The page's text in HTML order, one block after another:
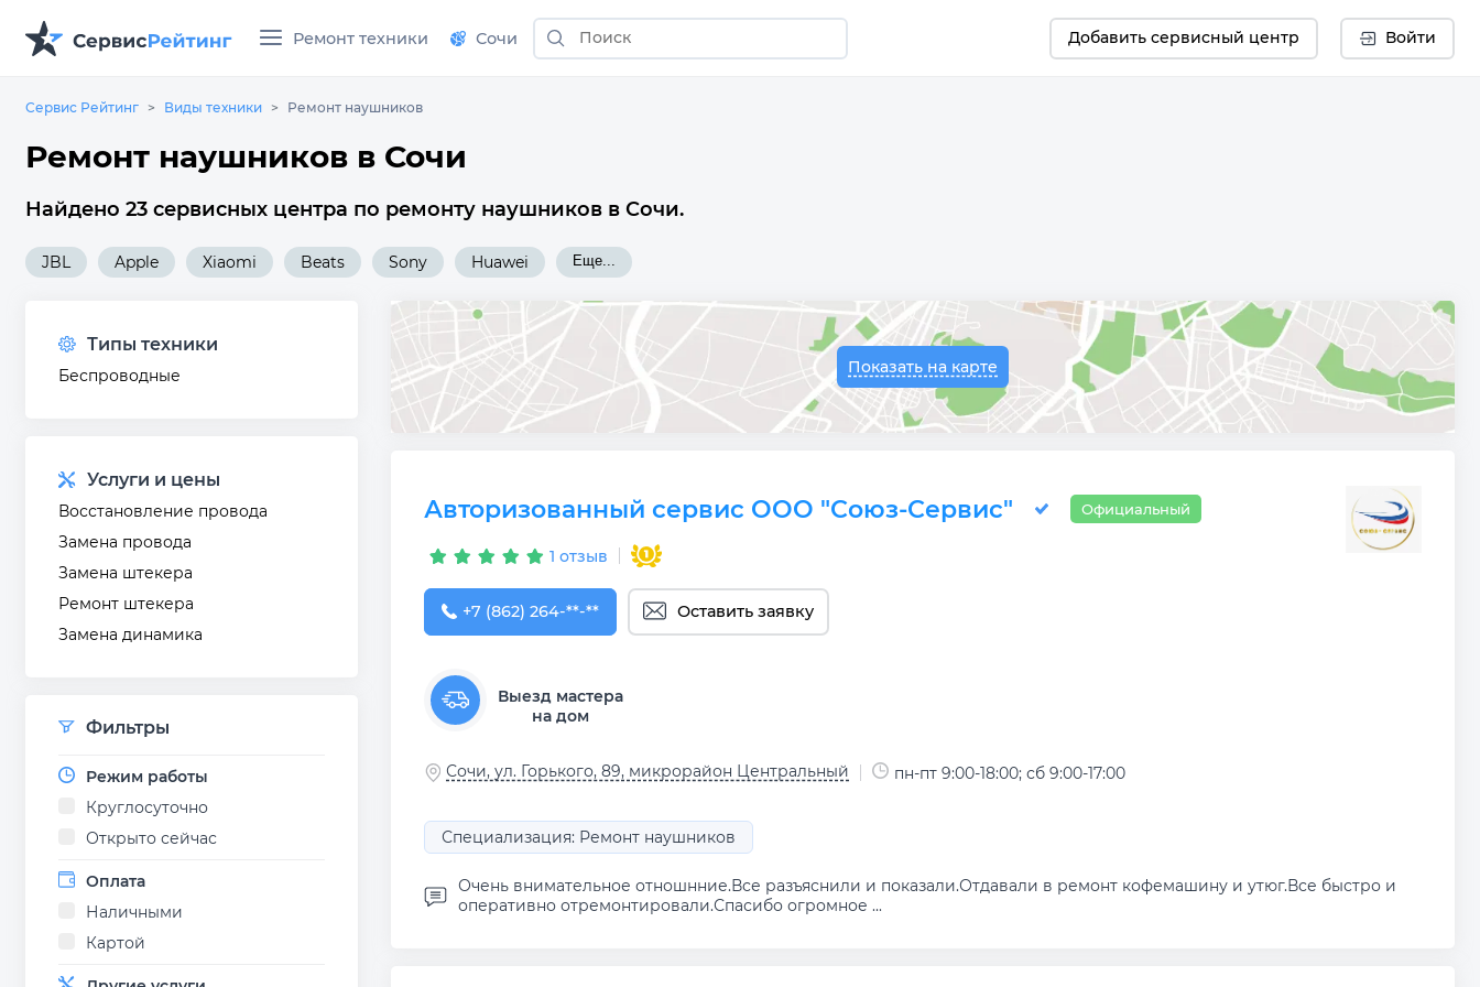
Ремонт техники Сочи Добавить сервисный центр Войти
Сервис Рейтинг Виды техники Ремонт наушников
Ремонт наушников в Сочи
Найдено 23 сервисных центра по ремонту наушников в Сочи.
JBL Apple Xiaomi Beats Sony Huawei Еще...
Типы техники
Беспроводные
Услуги и цены
Восстановление провода
Замена провода
Замена штекера
Ремонт штекера
Замена динамика
Фильтры
Режим работы
Круглосуточно
Открыто сейчас
Оплата
Наличными
Картой
Показать на карте
Авторизованный сервис ООО "Союз-Сервис" Официальный
1 отзыв
+7 (862) 264-33-22
+7 (862) 264-**-** Оставить заявку
Выезд мастера
на дом
Сочи, ул. Горького, 89, микрорайон Центральный пн-пт 9:00-18:00; сб 9:00-17:00
Специализация: Ремонт наушников
Очень внимательное отношнние.Все разъяснили и показали.Отдавали в ремонт кофемашину и утюг.Все быстро и
оперативно отремонтировали.Спасибо огромное ...